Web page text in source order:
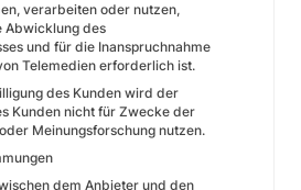
verarbeiten oder nutzen,
Abwicklung des
und für die Inanspruchnahme
Telemedien erforderlich ist.
des Kunden wird der
Kunden nicht für Zwecke der
Meinungsforschung nutzen.
dem Anbieter und den